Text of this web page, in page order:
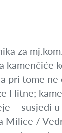
za
kamenčiće
pri tome ne
Hitne;
– susjedi
Milice /